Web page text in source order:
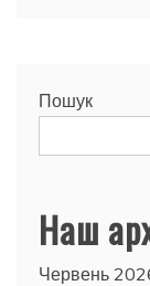
Пошук
Наш
Червень